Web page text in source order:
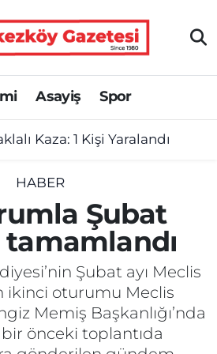
Asayiş Spor
Kaza: 1 Kişi Yaralandı
HABER
Şubat
Şubat ayı Meclis
ikinci oturumu Meclis
Memiş Başkanlığı’nda
bir önceki toplantıda
Eczaneler
Durumu
Vakitleri
Yoğunluk Haritası
Durumu ve Fikstür